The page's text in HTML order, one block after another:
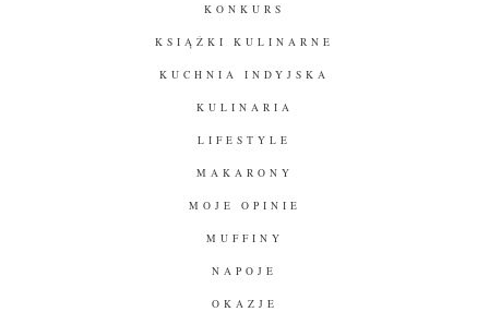
KONKURS
KSIĄŻKI KULINARNE
KUCHNIA INDYJSKA
KULINARIA
LIFESTYLE
MAKARONY
MOJE OPINIE
MUFFINY
NAPOJE
OKAZJE